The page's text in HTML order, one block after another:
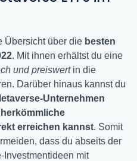
Übersicht über die besten
. Mit ihnen erhältst du eine
und preiswertin die
Darüber hinaus kannst du
Unternehmen
erreichen kannst. Somit
dass du abseits der
Investmentideen mit